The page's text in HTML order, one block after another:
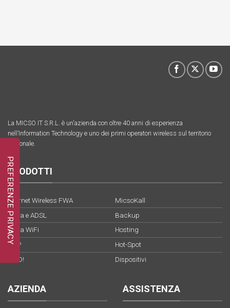
La MICSO IT S.R.L. è un'azienda con oltre 40 anni di esperienza
nell’Information Technology e uno dei primi operatori wireless sul territorio
nazionale.
PRODOTTI
Internet Wireless FWA
Fibra e ADSL
Fibra WiFi
VoIP
YOO!
MicsoKall
Backup
Hosting
Hot-Spot
Dispositivi
AZIENDA ASSISTENZA